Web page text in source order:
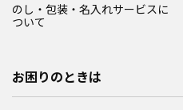
のし・包装・名入れサービスに
ついて
お困りのときは